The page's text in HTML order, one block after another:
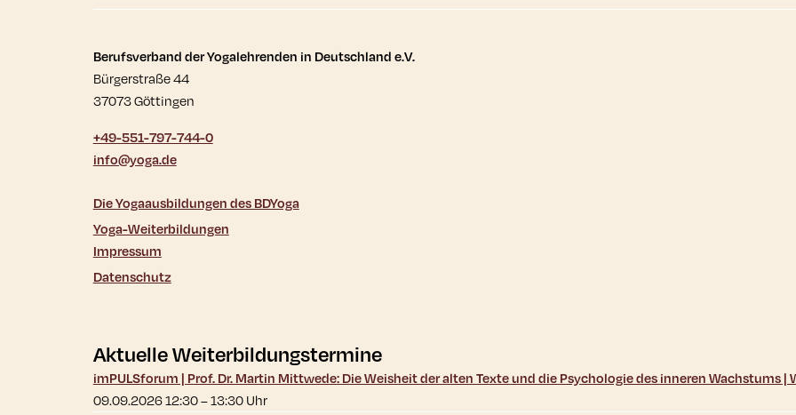
Kontaktdaten und weitere Links
Berufsverband der Yogalehrenden in Deutschland e.V.
Bürgerstraße 44
37073 Göttingen
+49-551-797-744-0
info@yoga.de
Die Yogaausbildungen des BDYoga
Yoga-Weiterbildungen
Impressum
Datenschutz
Aktuelle Weiterbildungstermine
imPULSforum | Prof. Dr. Martin Mittwede: Die Weisheit der alten Texte und die Psychologie des inneren Wachstums |
09.09.2026 12:30–13:30Uhr